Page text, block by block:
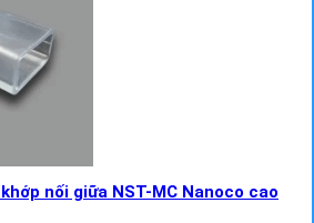
nối giữa NST-MC Nanoco cao